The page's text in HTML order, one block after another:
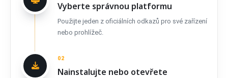
Vyberte správnou platformu
Použijte jeden z oficiálních odkazů pro své zařízení
nebo prohlížeč.
02
Nainstalujte nebo otevřete